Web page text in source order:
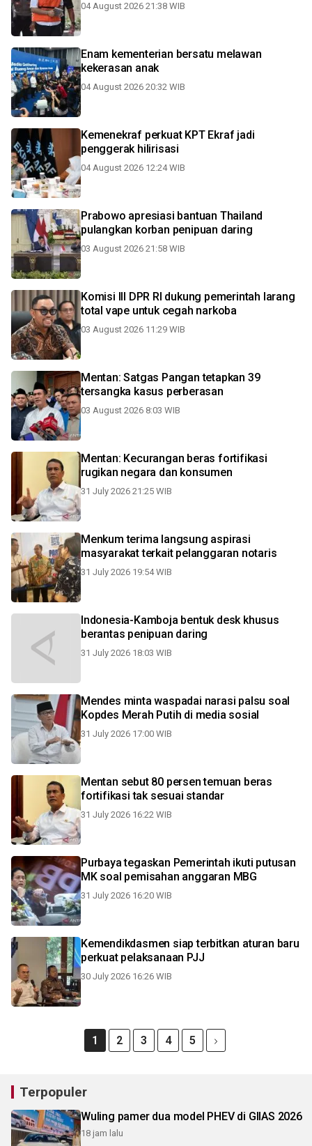
04 August 2026 21:38 WIB
Enam kementerian bersatu melawan
kekerasan anak
04 August 2026 20:32 WIB
Kemenekraf perkuat KPT Ekraf jadi
penggerak hilirisasi
04 August 2026 12:24 WIB
Prabowo apresiasi bantuan Thailand
pulangkan korban penipuan daring
03 August 2026 21:58 WIB
Komisi III DPR RI dukung pemerintah larang
total vape untuk cegah narkoba
03 August 2026 11:29 WIB
Mentan: Satgas Pangan tetapkan 39
tersangka kasus perberasan
03 August 2026 8:03 WIB
Mentan: Kecurangan beras fortifikasi
rugikan negara dan konsumen
31 July 2026 21:25 WIB
Menkum terima langsung aspirasi
masyarakat terkait pelanggaran notaris
31 July 2026 19:54 WIB
Indonesia-Kamboja bentuk desk khusus
berantas penipuan daring
31 July 2026 18:03 WIB
Mendes minta waspadai narasi palsu soal
Kopdes Merah Putih di media sosial
31 July 2026 17:00 WIB
Mentan sebut 80 persen temuan beras
fortifikasi tak sesuai standar
31 July 2026 16:22 WIB
Purbaya tegaskan Pemerintah ikuti putusan
MK soal pemisahan anggaran MBG
31 July 2026 16:20 WIB
Kemendikdasmen siap terbitkan aturan baru
perkuat pelaksanaan PJJ
30 July 2026 16:26 WIB
1 2 3 4 5
Terpopuler
Wuling pamer dua model PHEV di GIIAS 2026
18 jam lalu